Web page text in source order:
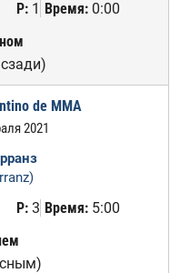
Р:1 Время:0:00
de MMA
2021
Р:3 Время:5:00